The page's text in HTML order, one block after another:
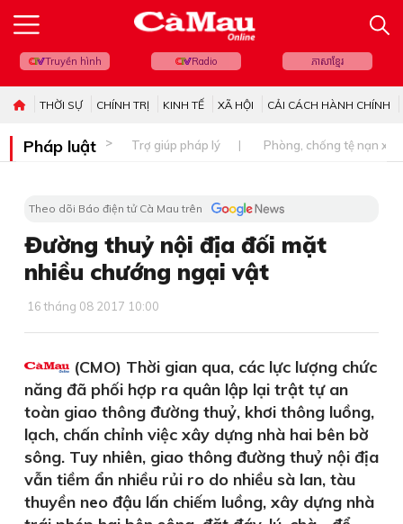
Truyền hình Radio ភាសាខ្មែរ
THỜI SỰ CHÍNH TRỊ KINH TẾ XÃ HỘI CẢI CÁCH HÀNH CHÍNH
Pháp luật Trợ giúp pháp lý Phòng, chống tệ nạn xã
Theo dõi Báo điện tử Cà Mau trên
Đường thuỷ nội địa đối mặt
nhiều chướng ngại vật
16 tháng 08 2017 10:00
(CMO) Thời gian qua, các lực lượng chức
năng đã phối hợp ra quân lập lại trật tự an
toàn giao thông đường thuỷ, khơi thông luồng,
lạch, chấn chỉnh việc xây dựng nhà hai bên bờ
sông. Tuy nhiên, giao thông đường thuỷ nội địa
vẫn tiềm ẩn nhiều rủi ro do nhiều sà lan, tàu
thuyền neo đậu lấn chiếm luồng, xây dựng nhà